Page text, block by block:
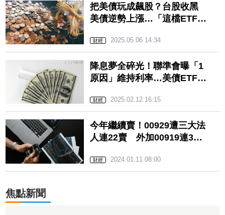
把美債玩成飆股？台股收黑
美債逆勢上漲…「這檔ETF」
波動也太大
財經 2025.05.06 14:34
降息夢全碎光！聯準會曝「1
原因」維持利率…美債ETF齊
偷笑
財經 2025.02.12 16:15
今年繼續賣！00929遭三大法
人連22賣 外加00919連37
財經 2024.01.11 08:00
焦點新聞